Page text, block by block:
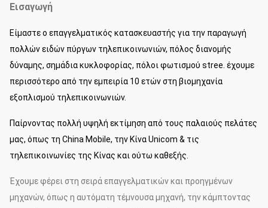
ενιαίο
κύκλωμα
14m
MK15SFS
χάλυβας
Πολωνός,
μόνη
υποστήριξη,
15m
Εισαγωγή
Είμαστε ο επαγγελματικός κατασκευαστής για την παραγωγή
πολλών ειδών πύργων τηλεπικοινωνιών, πόλος διανομής
δύναμης, σημάδια κυκλοφορίας, πόλοι φωτισμού stree. έχουμε
περισσότερο από την εμπειρία 10 ετών στη βιομηχανία
εξοπλισμού τηλεπικοινωνιών.
Παίρνοντας πολλή υψηλή εκτίμηση από τους παλαιούς πελάτες
μας, όπως τη China Mobile, την Κίνα Unicom & τις
τηλεπικοινωνίες της Κίνας και ούτω καθεξής.
Έχουμε φέρει στη σειρά επαγγελματικών και προηγμένων
μηχανών, όπως η αυτόματη τέμνουσα μηχανή, την κάμπτοντας